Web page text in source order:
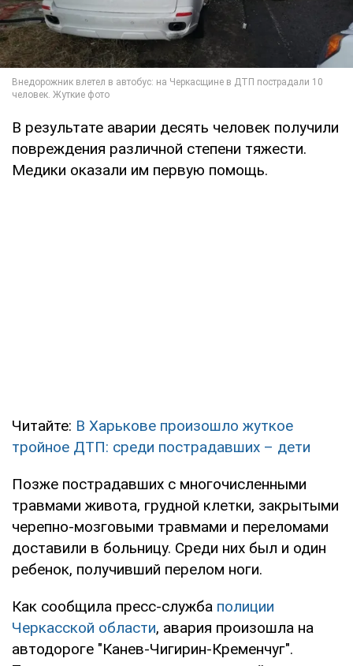
В результате аварии десять человек получили
повреждения различной степени тяжести.
Медики оказали им первую помощь.
Читайте: В Харькове произошло жуткое
тройное ДТП: среди пострадавших – дети
Позже пострадавших с многочисленными
травмами живота, грудной клетки, закрытыми
черепно-мозговыми травмами и переломами
доставили в больницу. Среди них был и один
ребенок, получивший перелом ноги.
Как сообщила пресс-служба полиции
Черкасской области, авария произошла на
автодороге "Канев-Чигирин-Кременчуг".